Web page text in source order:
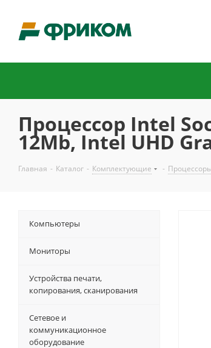
Процессор Intel
12Mb, Intel UHD
Главная - Каталог - Комплектующие - Процессоры
Компьютеры
Мониторы
Устройства печати,
копирования, сканирования
Сетевое и
коммуникационное
оборудование